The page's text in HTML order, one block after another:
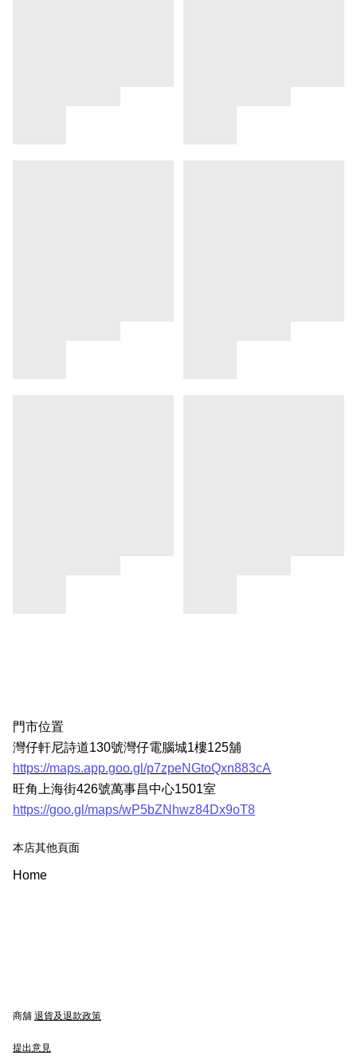
門市位置
灣仔軒尼詩道130號灣仔電腦城1樓125舖
https://maps.app.goo.gl/p7zpeNGtoQxn883cA
旺角上海街426號萬事昌中心1501室
https://goo.gl/maps/wP5bZNhwz84Dx9oT8
本店其他頁面
Home
商舖 退貨及退款政策
提出意見